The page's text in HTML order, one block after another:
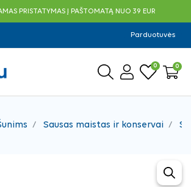
PRISTATYMAS Į PAŠTOMATĄ NUO 39 EUR
Parduotuvės
0 0
Sausas maistas ir konservai